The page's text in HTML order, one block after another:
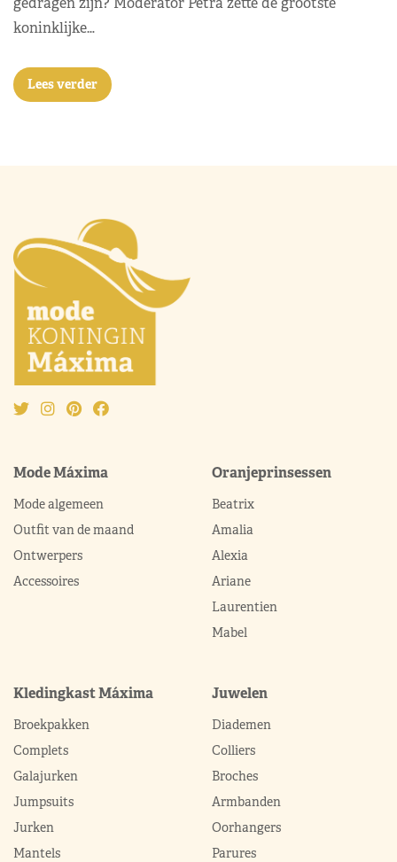
koninklijke…
Lees verder
Mode Máxima
Mode algemeen
Outfit van de maand
Ontwerpers
Accessoires
Oranjeprinsessen
Beatrix
Amalia
Alexia
Ariane
Laurentien
Mabel
Kledingkast Máxima
Broekpakken
Complets
Galajurken
Jumpsuits
Jurken
Mantels
Juwelen
Diademen
Colliers
Broches
Armbanden
Oorhangers
Parures